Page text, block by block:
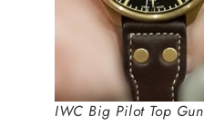
IWC Big Pilot Top Gun